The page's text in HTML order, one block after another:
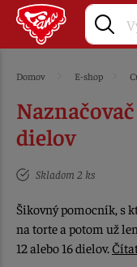
Domov E-shop
dielov
Skladom 2 ks
Šikovný pomocník, s
na torte a potom už
12 alebo 16 dielov.